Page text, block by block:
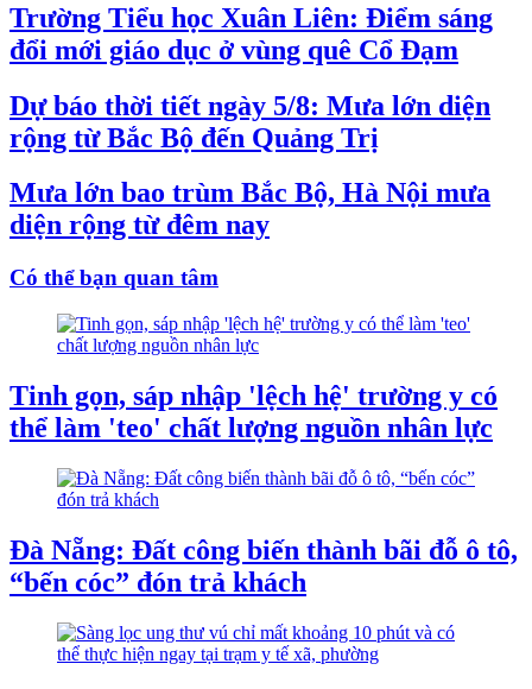
Trường Tiểu học Xuân Liên: Điểm sáng
đổi mới giáo dục ở vùng quê Cổ Đạm
Dự báo thời tiết ngày 5/8: Mưa lớn diện
rộng từ Bắc Bộ đến Quảng Trị
Mưa lớn bao trùm Bắc Bộ, Hà Nội mưa
diện rộng từ đêm nay
Có thể bạn quan tâm
Tinh gọn, sáp nhập 'lệch hệ' trường y có
thể làm 'teo' chất lượng nguồn nhân lực
Đà Nẵng: Đất công biến thành bãi đỗ ô tô,
“bến cóc” đón trả khách